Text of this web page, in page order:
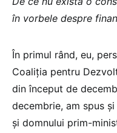
în vorbele despre
În primul rând, eu,
Coaliția pentru
din început de
decembrie, am spus
și domnului prim-